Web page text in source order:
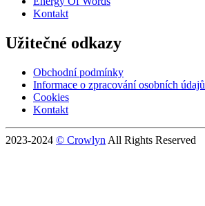
Kontakt
Užitečné odkazy
Obchodní podmínky
Informace o zpracování osobních údajů
Cookies
Kontakt
2023-2024 © Crowlyn All Rights Reserved